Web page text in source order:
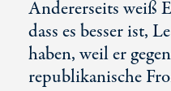
Andererseits weiß
dass es besser ist,
haben, weil er
republikanische